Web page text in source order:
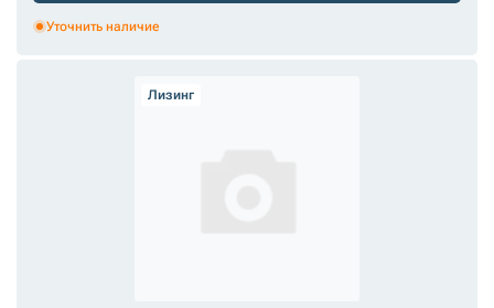
Уточнить наличие
Лизинг